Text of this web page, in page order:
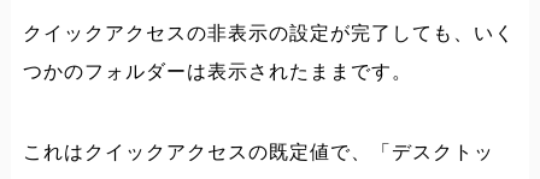
クイックアクセスの非表示の設定が完了しても、いく
つかのフォルダーは表示されたままです。
これはクイックアクセスの既定値で、「デスクトッ